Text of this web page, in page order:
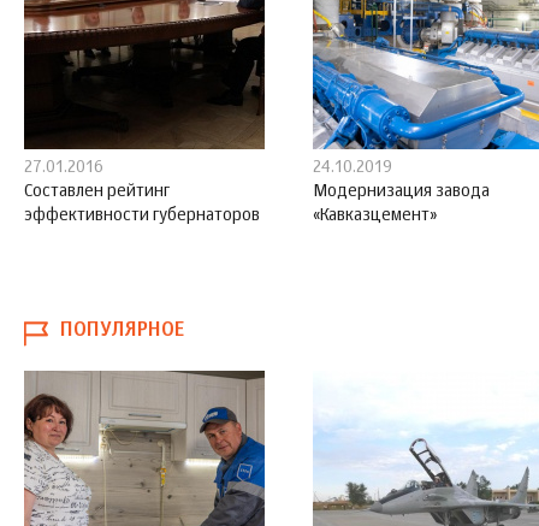
27.01.2016
Составлен рейтинг
эффективности губернаторов
24.10.2019
Модернизация завода
«Кавказцемент»
ПОПУЛЯРНОЕ